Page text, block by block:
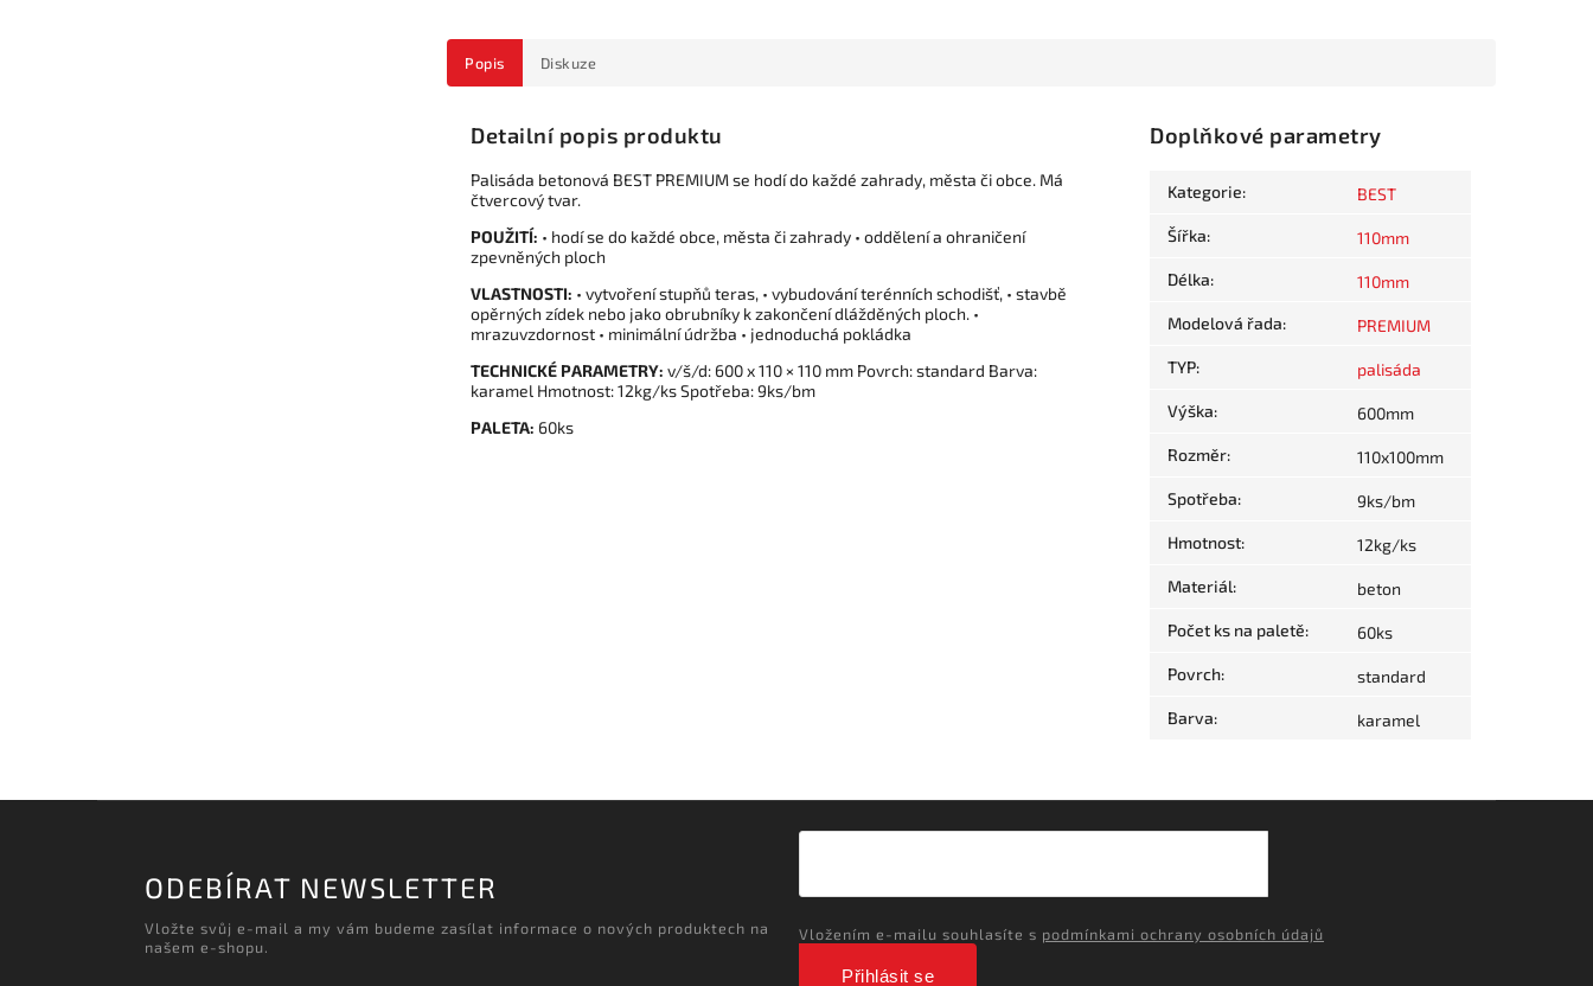
Popis Diskuze
Detailní popis produktu
Palisáda betonová BEST PREMIUM se hodí do každé zahrady, města či obce. Má
čtvercový tvar.
POUŽITÍ: • hodí se do každé obce, města či zahrady • oddělení a ohraničení
zpevněných ploch
VLASTNOSTI: • vytvoření stupňů teras, • vybudování terénních schodišť, • stavbě
opěrných zídek nebo jako obrubníky k zakončení dlážděných ploch. •
mrazuvzdornost • minimální údržba • jednoduchá pokládka
TECHNICKÉ PARAMETRY: v/š/d: 600 x 110 × 110 mm Povrch: standard Barva:
karamel Hmotnost: 12kg/ks Spotřeba: 9ks/bm
PALETA: 60ks
Doplňkové parametry
Kategorie: BEST
Šířka: 110mm
Délka: 110mm
Modelová řada: PREMIUM
TYP: palisáda
Výška: 600mm
Rozměr: 110x100mm
Spotřeba: 9ks/bm
Hmotnost: 12kg/ks
Materiál: beton
Počet ks na paletě: 60ks
Povrch: standard
Barva: karamel
ODEBÍRAT NEWSLETTER
Vložte svůj e-mail a my vám budeme zasílat informace o nových produktech na
našem e-shopu.
Vložením e-mailu souhlasíte s podmínkami ochrany osobních údajů
Přihlásit se